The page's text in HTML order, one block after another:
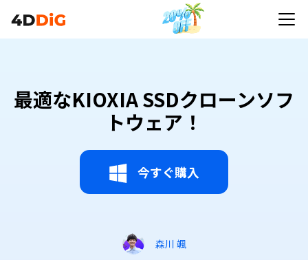
最適なKIOXIA SSDクローンソフ
トウェア！
今すぐ購入
森川 颯